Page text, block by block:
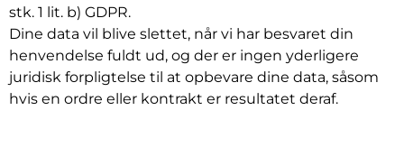
stk. 1 lit. b) GDPR.
Dine data vil blive slettet, når vi har besvaret din
henvendelse fuldt ud, og der er ingen yderligere
juridisk forpligtelse til at opbevare dine data, såsom
hvis en ordre eller kontrakt er resultatet deraf.